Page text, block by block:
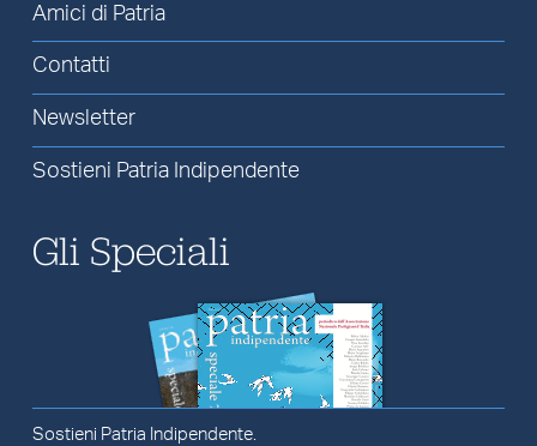
Amici di Patria
Contatti
Newsletter
Sostieni Patria Indipendente
Gli Speciali
Sostieni Patria Indipendente.